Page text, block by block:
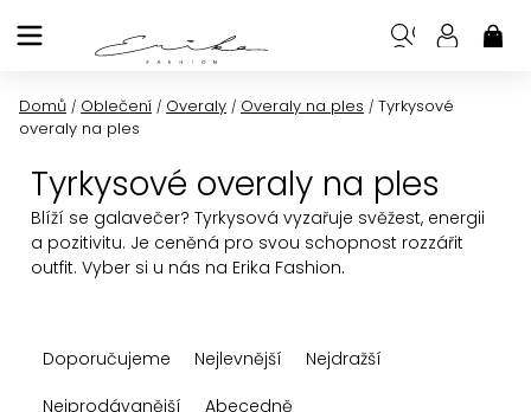
na
Domů / Oblečení / Overaly / Overaly na ples / Tyrkysové
overaly na ples
Tyrkysové overaly na ples
Blíží se galavečer? Tyrkysová vyzařuje svěžest, energii
a pozitivitu. Je ceněná pro svou schopnost rozzářit
outfit. Vyber si u nás na Erika Fashion.
aDoporučujeme Nejlevnější
Nejdražší
Nejprodávanější
Abecedně